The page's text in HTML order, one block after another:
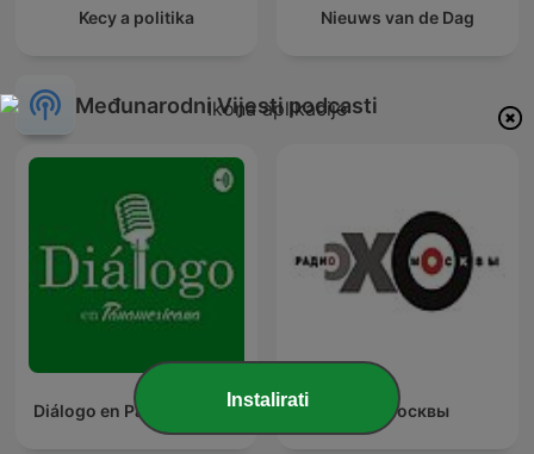
Kecy a politika Nieuws van de Dag
Međunarodni Vijesti podcasti
Diálogo en Panamericana Эхо Москвы
Instalirati